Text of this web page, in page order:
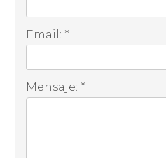
Email: *
Mensaje: *